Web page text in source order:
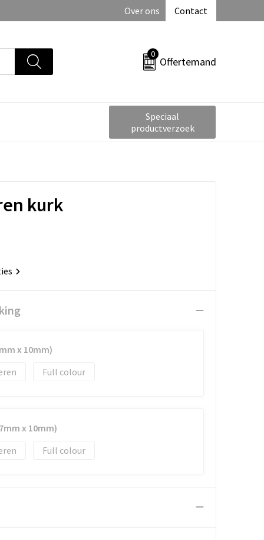
Over ons Contact
0
Offertemand
Speciaal
productverzoek
kurk
x 10mm)
Full colour
x 10mm)
Full colour